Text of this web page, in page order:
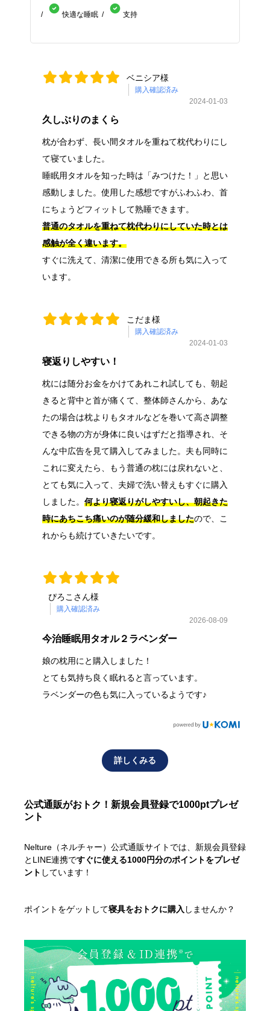
快適な睡眠 支持
ベニシア様
購入確認済み
2024-01-03
久しぶりのまくら
枕が合わず、長い間タオルを重ねて枕代わりにし
て寝ていました。
睡眠用タオルを知った時は「みつけた！」と思い
感動しました。使用した感想ですがふわふわ、首
にちょうどフィットして熟睡できます。
普通のタオルを重ねて枕代わりにしていた時とは
感触が全く違います。
すぐに洗えて、清潔に使用できる所も気に入って
います。
こだま様
購入確認済み
2024-01-03
寝返りしやすい！
枕には随分お金をかけてあれこれ試しても、朝起
きると背中と首が痛くて、整体師さんから、あな
たの場合は枕よりもタオルなどを巻いて高さ調整
できる物の方が身体に良いはずだと指導され、そ
んな中広告を見て購入してみました。夫も同時に
これに変えたら、もう普通の枕には戻れないと、
とても気に入って、夫婦で洗い替えもすぐに購入
しました。 何より寝返りがしやすいし、朝起きた
時にあちこち痛いのが随分緩和しましたので、こ
れからも続けていきたいです。
ぴろこさん様
購入確認済み
2026-08-09
今治睡眠用タオル２ラベンダー
娘の枕用にと購入しました！
とても気持ち良く眠れると言っています。
ラベンダーの色も気に入っているようです♪
詳しくみる
公式通販がおトク！新規会員登録で1000ptプレゼ
ント
Nelture（ネルチャー）公式通販サイトでは、新規会員登録
とLINE連携ですぐに使える1000円分のポイントをプレゼ
ント しています！
ポイントをゲットして寝具をおトクに購入 しませんか？